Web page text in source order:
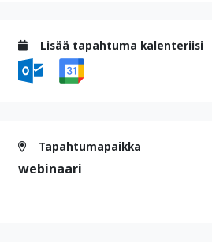
Lisää tapahtuma kalenteriisi
Tapahtumapaikka
webinaari